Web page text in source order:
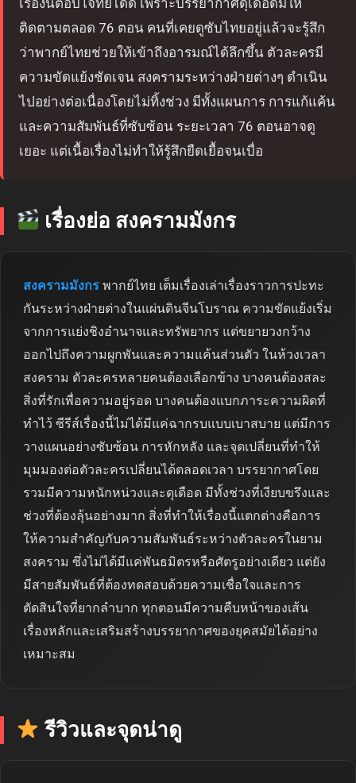
ติดตามตลอด 76 ตอน คนที่เคยดูซับไทยอยู่แล้วจะรู้สึก
ว่าพากย์ไทยช่วยให้เข้าถึงอารมณ์ได้ลึกขึ้น ตัวละครมี
ความขัดแย้งชัดเจน สงครามระหว่างฝ่ายต่างๆ ดำเนิน
ไปอย่างต่อเนื่องโดยไม่ทิ้งช่วง มีทั้งแผนการ การแก้แค้น
และความสัมพันธ์ที่ซับซ้อน ระยะเวลา 76 ตอนอาจดู
เยอะ แต่เนื้อเรื่องไม่ทำให้รู้สึกยืดเยื้อจนเบื่อ
เรื่องย่อ สงครามมังกร
สงครามมังกร พากย์ไทย เต็มเรื่องเล่าเรื่องราวการปะทะ
กันระหว่างฝ่ายต่างในแผ่นดินจีนโบราณ ความขัดแย้งเริ่ม
จากการแย่งชิงอำนาจและทรัพยากร แต่ขยายวงกว้าง
ออกไปถึงความผูกพันและความแค้นส่วนตัว ในห้วงเวลา
สงคราม ตัวละครหลายคนต้องเลือกข้าง บางคนต้องสละ
สิ่งที่รักเพื่อความอยู่รอด บางคนต้องแบกภาระความผิดที่
ทำไว้ ซีรีส์เรื่องนี้ไม่ได้มีแค่ฉากรบแบบเบาสบาย แต่มีการ
วางแผนอย่างซับซ้อน การหักหลัง และจุดเปลี่ยนที่ทำให้
มุมมองต่อตัวละครเปลี่ยนได้ตลอดเวลา บรรยากาศโดย
รวมมีความหนักหน่วงและดุเดือด มีทั้งช่วงที่เงียบขรึงและ
ช่วงที่ต้องลุ้นอย่างมาก สิ่งที่ทำให้เรื่องนี้แตกต่างคือการ
ให้ความสำคัญกับความสัมพันธ์ระหว่างตัวละครในยาม
สงคราม ซึ่งไม่ได้มีแค่พันธมิตรหรือศัตรูอย่างเดียว แต่ยัง
มีสายสัมพันธ์ที่ต้องทดสอบด้วยความเชื่อใจและการ
ตัดสินใจที่ยากลำบาก ทุกตอนมีความคืบหน้าของเส้น
เรื่องหลักและเสริมสร้างบรรยากาศของยุคสมัยได้อย่าง
เหมาะสม
รีวิวและจุดน่าดู